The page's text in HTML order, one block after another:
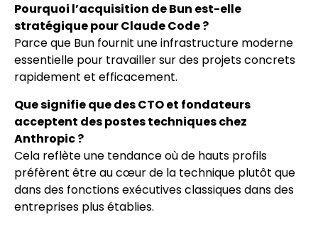
Pourquoi l’acquisition de Bun est-elle
stratégique pour Claude Code ?
Parce que Bun fournit une infrastructure moderne
essentielle pour travailler sur des projets concrets
rapidement et efficacement.
Que signifie que des CTO et fondateurs
acceptent des postes techniques chez
Anthropic ?
Cela reflète une tendance où de hauts profils
préfèrent être au cœur de la technique plutôt que
dans des fonctions exécutives classiques dans des
entreprises plus établies.